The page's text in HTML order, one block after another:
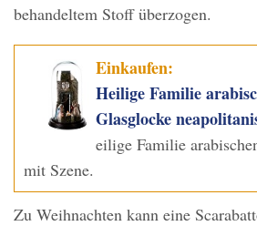
behandeltem Stoff überzogen.
Einkaufen:
Heilige Familie
Glasglocke
eilige Familie
mit Szene.
Zu Weihnachten kann eine